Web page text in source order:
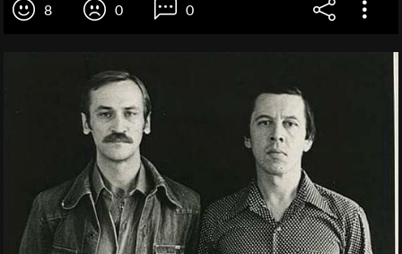
8 0 0